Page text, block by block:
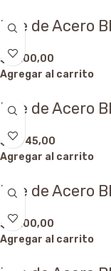
Dije de Acero
$ 3.100,00
Agregar al carrito
Dije de Acero
$ 2.945,00
Agregar al carrito
Dije de Acero
$ 3.100,00
Agregar al carrito